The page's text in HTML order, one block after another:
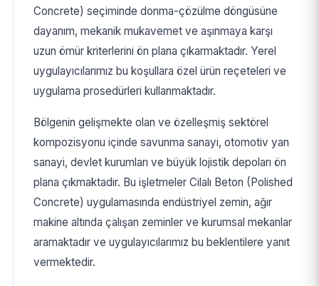
Concrete) seçiminde donma-çözülme döngüsüne
dayanım, mekanik mukavemet ve aşınmaya karşı
uzun ömür kriterlerini ön plana çıkarmaktadır. Yerel
uygulayıcılarımız bu koşullara özel ürün reçeteleri ve
uygulama prosedürleri kullanmaktadır.
Bölgenin gelişmekte olan ve özelleşmiş sektörel
kompozisyonu içinde savunma sanayi, otomotiv yan
sanayi, devlet kurumları ve büyük lojistik depoları ön
plana çıkmaktadır. Bu işletmeler Cilalı Beton (Polished
Concrete) uygulamasında endüstriyel zemin, ağır
makine altında çalışan zeminler ve kurumsal mekanlar
aramaktadır ve uygulayıcılarımız bu beklentilere yanıt
vermektedir.